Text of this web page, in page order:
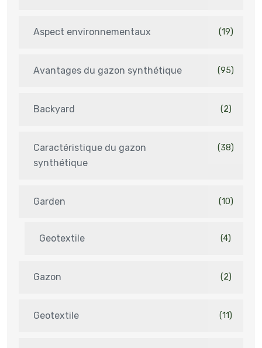
Aspect environnementaux (19)
Avantages du gazon synthétique (95)
Backyard (2)
Caractéristique du gazon
synthétique
(38)
Garden (10)
Geotextile (4)
Gazon (2)
Geotextile (11)